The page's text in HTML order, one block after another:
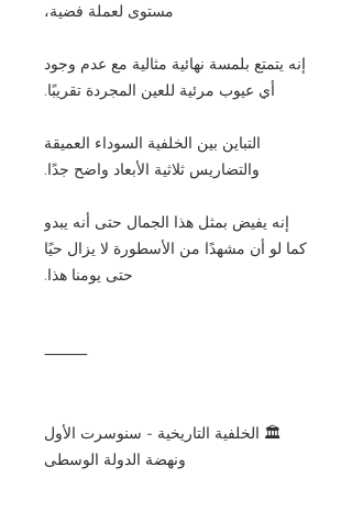
مستوى لعملة فضية،
إنه يتمتع بلمسة نهائية مثالية مع عدم وجود
أي عيوب مرئية للعين المجردة تقريبًا.
التباين بين الخلفية السوداء العميقة
والتضاريس ثلاثية الأبعاد واضح جدًا.
إنه يفيض بمثل هذا الجمال حتى أنه يبدو
كما لو أن مشهدًا من الأسطورة لا يزال حيًا
حتى يومنا هذا.
⸻
🏛️ الخلفية التاريخية - سنوسرت الأول
ونهضة الدولة الوسطى